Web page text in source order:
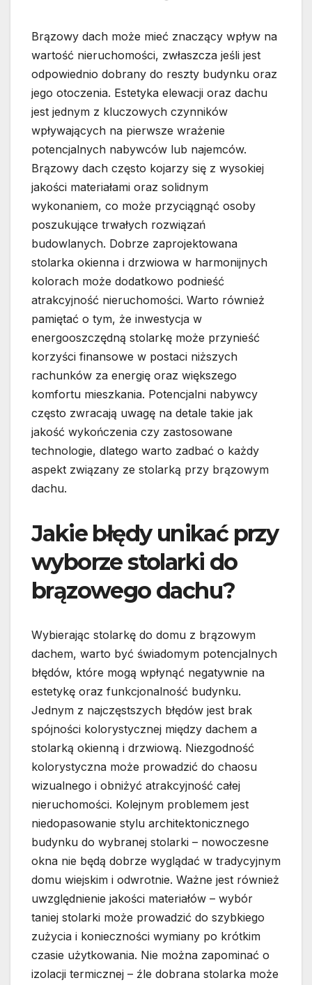
Brązowy dach może mieć znaczący wpływ na
wartość nieruchomości, zwłaszcza jeśli jest
odpowiednio dobrany do reszty budynku oraz
jego otoczenia. Estetyka elewacji oraz dachu
jest jednym z kluczowych czynników
wpływających na pierwsze wrażenie
potencjalnych nabywców lub najemców.
Brązowy dach często kojarzy się z wysokiej
jakości materiałami oraz solidnym
wykonaniem, co może przyciągnąć osoby
poszukujące trwałych rozwiązań
budowlanych. Dobrze zaprojektowana
stolarka okienna i drzwiowa w harmonijnych
kolorach może dodatkowo podnieść
atrakcyjność nieruchomości. Warto również
pamiętać o tym, że inwestycja w
energooszczędną stolarkę może przynieść
korzyści finansowe w postaci niższych
rachunków za energię oraz większego
komfortu mieszkania. Potencjalni nabywcy
często zwracają uwagę na detale takie jak
jakość wykończenia czy zastosowane
technologie, dlatego warto zadbać o każdy
aspekt związany ze stolarką przy brązowym
dachu.
Jakie błędy unikać przy
wyborze stolarki do
brązowego dachu?
Wybierając stolarkę do domu z brązowym
dachem, warto być świadomym potencjalnych
błędów, które mogą wpłynąć negatywnie na
estetykę oraz funkcjonalność budynku.
Jednym z najczęstszych błędów jest brak
spójności kolorystycznej między dachem a
stolarką okienną i drzwiową. Niezgodność
kolorystyczna może prowadzić do chaosu
wizualnego i obniżyć atrakcyjność całej
nieruchomości. Kolejnym problemem jest
niedopasowanie stylu architektonicznego
budynku do wybranej stolarki – nowoczesne
okna nie będą dobrze wyglądać w tradycyjnym
domu wiejskim i odwrotnie. Ważne jest również
uwzględnienie jakości materiałów – wybór
taniej stolarki może prowadzić do szybkiego
zużycia i konieczności wymiany po krótkim
czasie użytkowania. Nie można zapominać o
izolacji termicznej – źle dobrana stolarka może